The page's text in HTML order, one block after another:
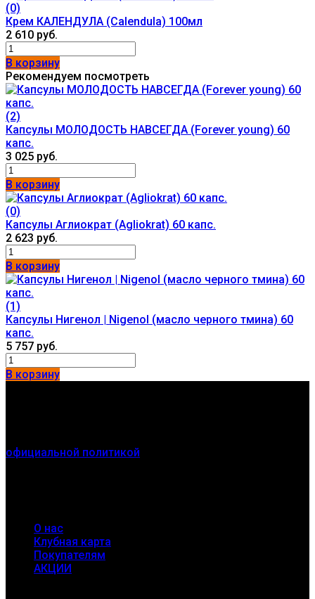
(0)
Крем КАЛЕНДУЛА (Calendula) 100мл
2 610 руб.
В корзину
Рекомендуем посмотреть
(2)
Капсулы МОЛОДОСТЬ НАВСЕГДА (Forever young) 60
капс.
3 025 руб.
В корзину
(0)
Капсулы Аглиократ (Agliokrat) 60 капс.
2 623 руб.
В корзину
(1)
Капсулы Нигенол | Nigenol (масло черного тмина) 60
капс.
5 757 руб.
В корзину
официальной политикой
О нас
Клубная карта
Покупателям
АКЦИИ